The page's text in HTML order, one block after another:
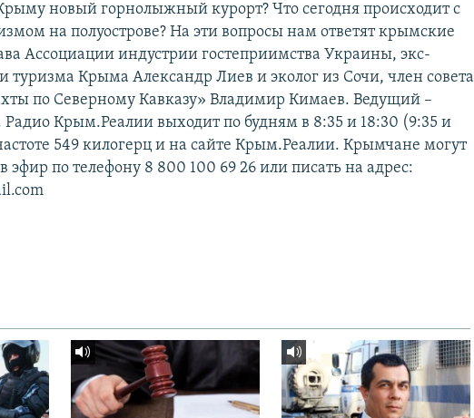
новый горнолыжный курорт? Что сегодня происходит с
на полуострове? На эти вопросы нам ответят крымские
Ассоциации индустрии гостеприимства Украины, экс-
туризма Крыма Александр Лиев и эколог из Сочи, член совета
по Северному Кавказу» Владимир Кимаев. Ведущий –
Крым.Реалии выходит по будням в 8:35 и 18:30 (9:35 и
549 килогерц и на сайте Крым.Реалии. Крымчане могут
эфир по телефону 8 800 100 69 26 или писать на адрес: